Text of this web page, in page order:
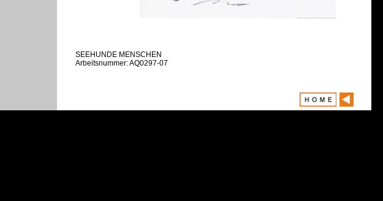
SEEHUNDE MENSCHEN
Arbeitsnummer: AQ0297-07